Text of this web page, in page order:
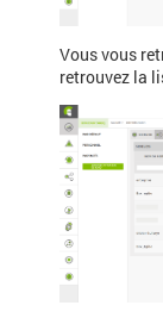
Vous vous
retrouvez la